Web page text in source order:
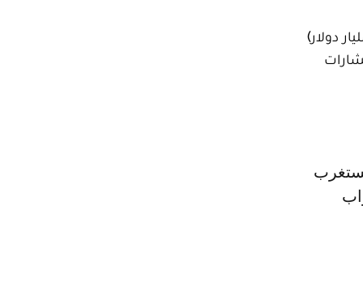
الإنكليزي الممتاز لكرة القدم عن خسارة تراكمية قبل الضرائب بقيمة مليار جنيه استرليني (نحو 1,4 مليار دولار)